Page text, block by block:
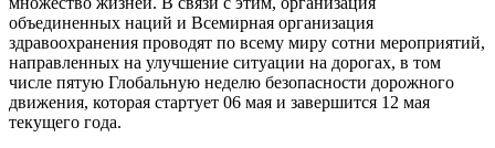
объединенных наций и Всемирная организация
здравоохранения проводят по всему миру сотни мероприятий,
направленных на улучшение ситуации на дорогах, в том
числе пятую Глобальную неделю безопасности дорожного
движения, которая стартует 06 мая и завершится 12 мая
текущего года.